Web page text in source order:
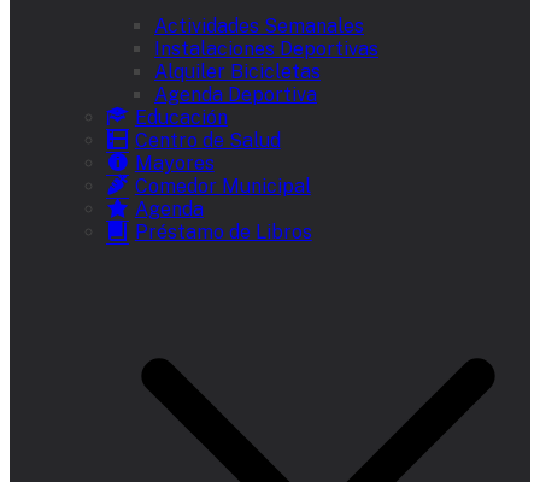
Actividades Semanales
Instalaciones Deportivas
Alquiler Bicicletas
Agenda Deportiva
Educación
Centro de Salud
Mayores
Comedor Municipal
Agenda
Préstamo de Libros